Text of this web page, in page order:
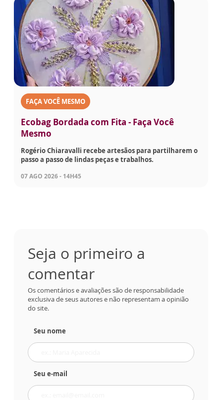
FAÇA VOCÊ MESMO
Ecobag Bordada com Fita - Faça Você
Mesmo
Rogério Chiaravalli recebe artesãos para partilharem o
passo a passo de lindas peças e trabalhos.
07 AGO 2026 - 14H45
Seja o primeiro a
comentar
Os comentários e avaliações são de responsabilidade
exclusiva de seus autores e não representam a opinião
do site.
Seu nome
Seu e-mail